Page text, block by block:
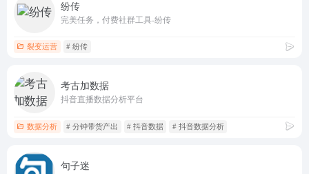
纷传
完美任务，付费社群工具-纷传
裂变运营 # 纷传
考古加数据
抖音直播数据分析平台
数据分析 # 分钟带货产出 # 抖音数据 # 抖音数据分析
句子迷